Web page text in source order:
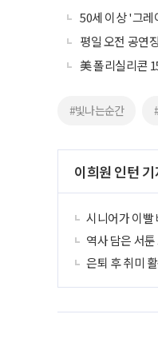
50세 이상 '그
평일 오전 공연
美 폴리실리콘
#빛나는순간
이희원 인턴
시니어가 이빨
역사 담은 서
은퇴 후 취미